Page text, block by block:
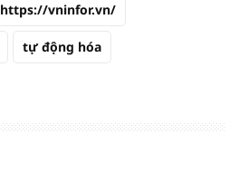
https://vninfor.vn/
tự động hóa